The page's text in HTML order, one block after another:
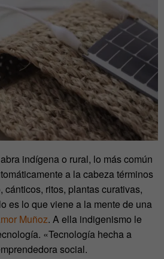
indígena o rural, lo más común
a la cabeza términos
cánticos, ritos, plantas curativas,
es lo que viene a la mente de una
Muñoz. A ella indigenismo le
«Tecnología hecha a
social.